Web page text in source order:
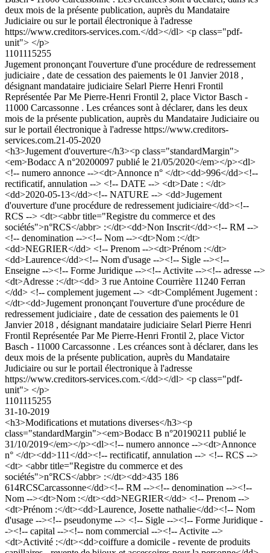
deux mois de la présente publication, auprès du Mandataire
Judiciaire ou sur le portail électronique à l'adresse
https://www.creditors-services.com.</dd></dl> <p class="pdf-
unit"> </p>
1101115255
Jugement prononçant l'ouverture d'une procédure de redressement
judiciaire , date de cessation des paiements le 01 Janvier 2018 ,
désignant mandataire judiciaire Selarl Pierre Henri Frontil
Représentée Par Me Pierre-Henri Frontil 2, place Victor Basch -
11000 Carcassonne . Les créances sont à déclarer, dans les deux
mois de la présente publication, auprès du Mandataire Judiciaire ou
sur le portail électronique à l'adresse https://www.creditors-
services.com.21-05-2020
<h3>Jugement d'ouverture</h3><p class="standardMargin">
<em>Bodacc A n°20200097 publié le 21/05/2020</em></p><dl>
<!-- numero annonce --><dt>Annonce n° </dt><dd>996</dd><!--
rectificatif, annulation --> <!-- DATE --> <dt>Date : </dt>
<dd>2020-05-13</dd><!-- NATURE --> <dd>Jugement
d'ouverture d'une procédure de redressement judiciaire</dd><!--
RCS --> <dt><abbr title="Registre du commerce et des
sociétés">n°RCS</abbr> :</dt><dd>Non Inscrit</dd><!-- RM -->
<!-- denomination --><!-- Nom --><dt>Nom :</dt>
<dd>NEGRIER</dd> <!-- Prenom --><dt>Prénom :</dt>
<dd>Laurence</dd><!-- Nom d'usage --><!-- Sigle --><!--
Enseigne --><!-- Forme Juridique --><!-- Activite --><!-- adresse -->
<dt>Adresse :</dt><dd> 3 rue Antoine Courrière 11240 Ferran
</dd> <!-- complement jugement --> <dt>Complément Jugement :
</dt><dd>Jugement prononçant l'ouverture d'une procédure de
redressement judiciaire , date de cessation des paiements le 01
Janvier 2018 , désignant mandataire judiciaire Selarl Pierre Henri
Frontil Représentée Par Me Pierre-Henri Frontil 2, place Victor
Basch - 11000 Carcassonne . Les créances sont à déclarer, dans les
deux mois de la présente publication, auprès du Mandataire
Judiciaire ou sur le portail électronique à l'adresse
https://www.creditors-services.com.</dd></dl> <p class="pdf-
unit"> </p>
1101115255
31-10-2019
<h3>Modifications et mutations diverses</h3><p
class="standardMargin"><em>Bodacc B n°20190211 publié le
31/10/2019</em></p><dl><!-- numero annonce --><dt>Annonce
n° </dt><dd>111</dd><!-- rectificatif, annulation --> <!-- RCS -->
<dt> <abbr title="Registre du commerce et des
sociétés">n°RCS</abbr> :</dt><dd>435 186
614RCSCarcassonne</dd><!-- RM --><!-- denomination --><!--
Nom --><dt>Nom :</dt><dd>NEGRIER</dd> <!-- Prenom -->
<dt>Prénom :</dt><dd>Laurence, Josette nathalie</dd><!-- Nom
d'usage --><!-- pseudonyme --> <!-- Sigle --><!-- Forme Juridique -
-><!-- capital --><!-- nom commercial --><!-- Activite -->
<dt>Activité :</dt><dd>coiffure a domicile - revente de produits